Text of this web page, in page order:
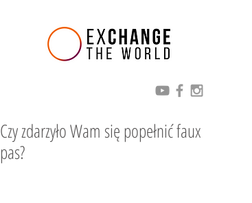
Czy zdarzyło Wam się popełnić faux
pas?